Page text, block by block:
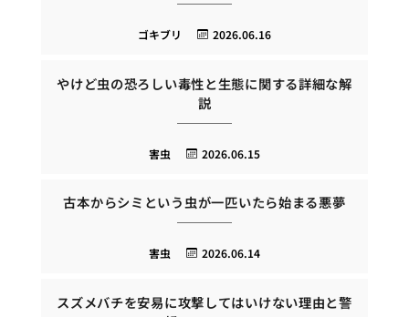
2026.06.16
ゴキブリ
やけど虫の恐ろしい毒性と生態に関する詳細な解
説
2026.06.15
害虫
古本からシミという虫が一匹いたら始まる悪夢
2026.06.14
害虫
スズメバチを安易に攻撃してはいけない理由と警